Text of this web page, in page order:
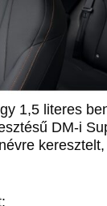
1,5 literes
DM-i